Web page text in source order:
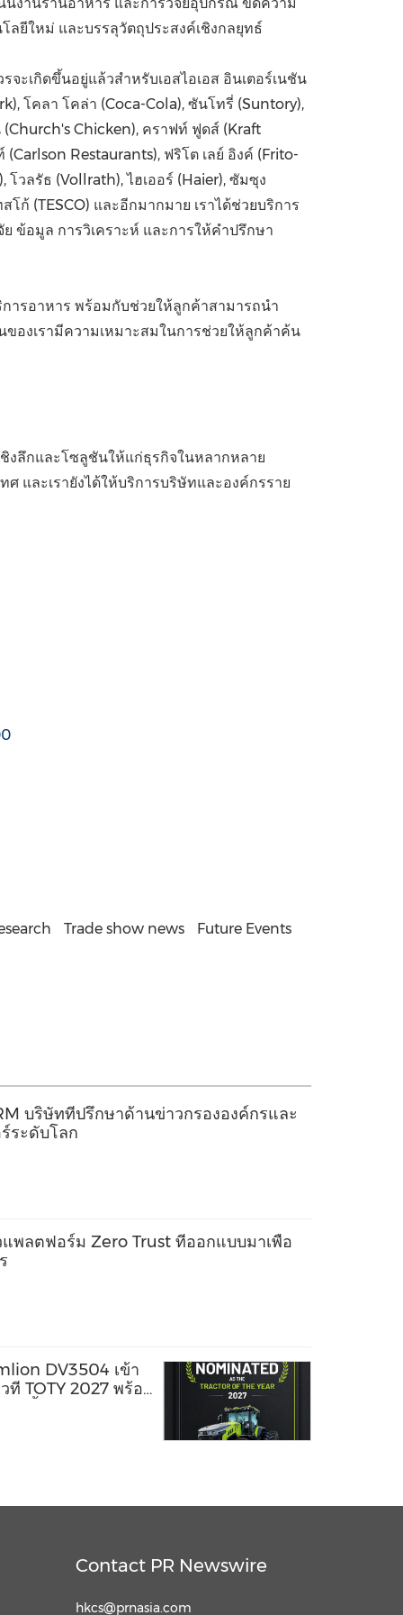
ลยีใหม่ และบรรลุวัตถุประสงค์เชิงกลยุทธ์
ะเกิดขึ้นอยู่แล้วสำหรับเอสไอเอส อินเตอร์เนชัน
โคลา โคล่า (Coca-Cola), ซันโทรี่ (Suntory),
(Church's Chicken), คราฟท์ ฟูดส์ (Kraft
Restaurants), ฟริโต เลย์ อิงค์ (Frito-
โวลรัธ (Vollrath), ไฮเออร์ (Haier), ซัมซุง
ก้ (TESCO) และอีกมากมาย เราได้ช่วยบริการ
ข้อมูล การวิเคราะห์ และการให้คำปรึกษา
ารอาหาร พร้อมกับช่วยให้ลูกค้าสามารถนำ
องเรามีความเหมาะสมในการช่วยให้ลูกค้าค้น
งลึกและโซลูชันให้แก่ธุรกิจในหลากหลาย
ศ และเรายังได้ให้บริการบริษัทและองค์กรราย
Trade show news Future Events
บริษัทที่ปรึกษาด้านข่าวกรององค์กรและ
ระดับโลก
พลตฟอร์ม Zero Trust ที่ออกแบบมาเพื่อ
DV3504 เข้า
ที TOTY 2027 พร้อม
Contact PR Newswire
hkcs@prnasia.com